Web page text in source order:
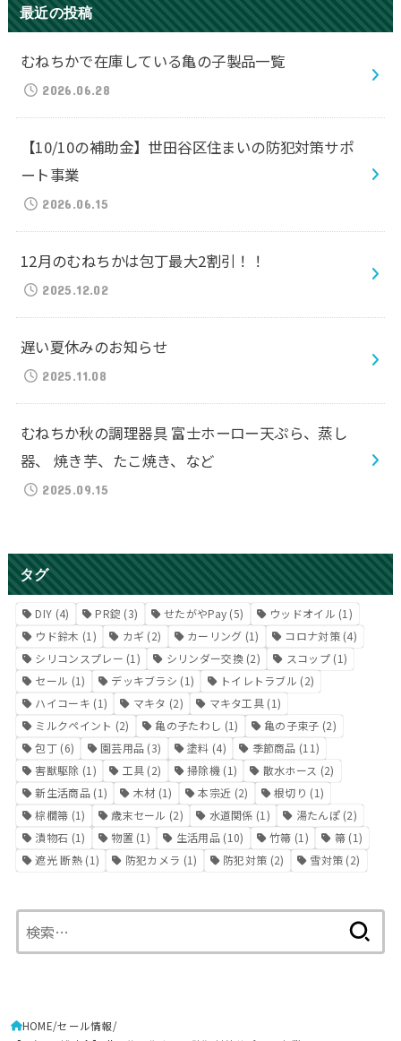
最近の投稿
むねちかで在庫している亀の子製品一覧
2026.06.28
【10/10の補助金】世田谷区住まいの防犯対策サポ
ート事業
2026.06.15
12月のむねちかは包丁最大2割引！！
2025.12.02
遅い夏休みのお知らせ
2025.11.08
むねちか秋の調理器具 富士ホーロー天ぷら、蒸し
器、 焼き芋、たこ焼き、など
2025.09.15
タグ
DIY (4) PR錠 (3) せたがやPay (5) ウッドオイル (1)
ウド鈴木 (1) カギ (2) カーリング (1) コロナ対策(4)
シリコンスプレー (1) シリンダー交換(2) スコップ(1)
セール (1) デッキブラシ (1) トイレトラブル (2)
ハイコーキ (1) マキタ (2) マキタ工具 (1)
ミルクペイント (2) 亀の子たわし (1) 亀の子束子 (2)
包丁 (6) 園芸用品 (3) 塗料 (4) 季節商品 (11)
害獣駆除 (1) 工具 (2) 掃除機(1) 散水ホース (2)
新生活商品(1) 木材(1) 本宗近 (2) 根切り (1)
棕櫚箒 (1) 歳末セール (2) 水道関係 (1) 湯たんぽ(2)
漬物石 (1) 物置 (1) 生活用品(10) 竹箒 (1) 箒(1)
遮光 断熱(1) 防犯カメラ (1) 防犯対策 (2) 雪対策 (2)
索:
HOME セール情報